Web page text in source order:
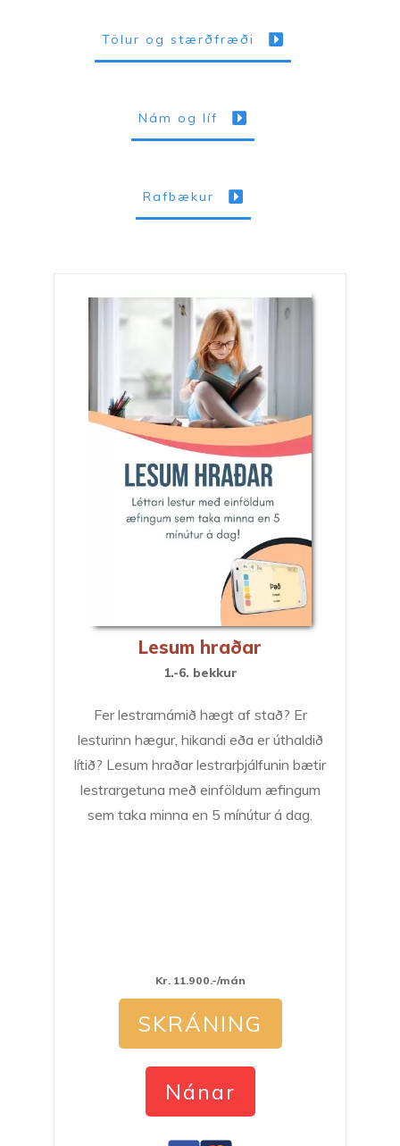
Tölur og stærðfræði
Nám og líf
Rafbækur
Lesum hraðar
1.-6. bekkur
Fer lestrarnámið hægt af stað? Er
lesturinn hægur, hikandi eða er úthaldið
lítið? Lesum hraðar lestrarþjálfunin bætir
lestrargetuna með einföldum æfingum
sem taka minna en 5 mínútur á dag.
Kr. 11.900.-/mán
SKRÁNING
Nánar